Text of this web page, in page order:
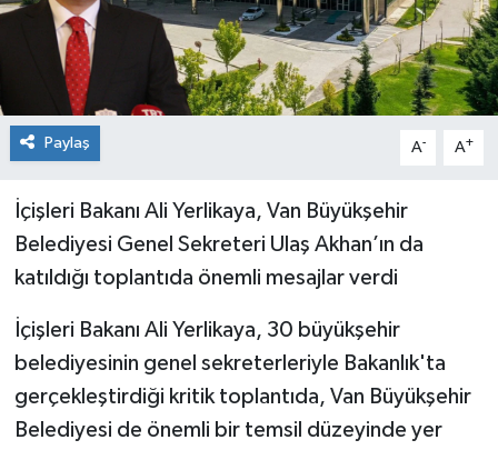
Paylaş A- A+
İçişleri Bakanı Ali Yerlikaya, Van Büyükşehir
Belediyesi Genel Sekreteri Ulaş Akhan’ın da
katıldığı toplantıda önemli mesajlar verdi
İçişleri Bakanı Ali Yerlikaya, 30 büyükşehir
belediyesinin genel sekreterleriyle Bakanlık'ta
gerçekleştirdiği kritik toplantıda, Van Büyükşehir
Belediyesi de önemli bir temsil düzeyinde yer